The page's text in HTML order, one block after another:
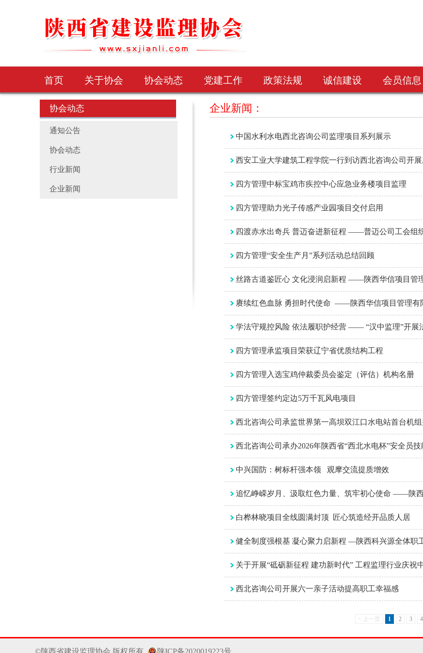
首页 关于协会 协会动态 党建工作 政策法规 诚信建设 会员信息
协会动态
通知公告
协会动态
行业新闻
企业新闻
企业新闻：
中国水利水电西北咨询公司监理项目系列展示
西安工业大学建筑工程学院一行到访西北咨询公司开
四方管理中标宝鸡市疾控中心应急业务楼项目监理
四方管理助力光子传感产业园项目交付启用
四渡赤水出奇兵 普迈奋进新征程 ——普迈公司工会组
四方管理“安全生产月”系列活动总结回顾
丝路古道鉴匠心 文化浸润启新程 ——陕西华信项目管
赓续红色血脉 勇担时代使命 ——陕西华信项目管理有
学法守规控风险 依法履职护经营 —— “汉中监理”开展
四方管理承监项目荣获辽宁省优质结构工程
四方管理入选宝鸡仲裁委员会鉴定（评估）机构名册
四方管理签约定边5万千瓦风电项目
西北咨询公司承监世界第一高坝双江口水电站首台机
西北咨询公司承办2026年陕西省“西北水电杯”安全员
中兴国防：树标杆强本领 观摩交流提质增效
追忆峥嵘岁月、汲取红色力量、筑牢初心使命 ——陕
白桦林晓项目全线圆满封顶 匠心筑造经开品质人居
健全制度强根基 凝心聚力启新程 —陕西科兴源全体职
关于开展“砥砺新征程 建功新时代” 工程监理行业庆祝
西北咨询公司开展六一亲子活动提高职工幸福感
< 上一页 1 2 3 4
©陕西省建设监理协会 版权所有 陕ICP备2020019223号